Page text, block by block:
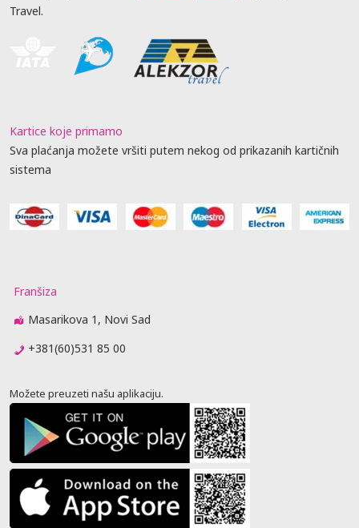
Travel.
Kartice koje primamo
Sva plaćanja možete vršiti putem nekog od prikazanih kartičnih
sistema
Franšiza
Masarikova 1, Novi Sad
+381(60)531 85 00
Možete preuzeti našu aplikaciju.